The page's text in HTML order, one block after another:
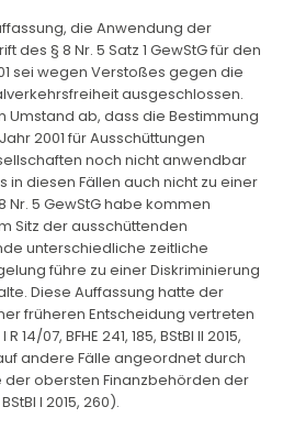
die Anwendung der
des § 8 Nr. 5 Satz 1 GewStG für den
sei wegen Verstoßes gegen die
ausgeschlossen.
Umstand ab, dass die Bestimmung
2001 für Ausschüttungen
noch nicht anwendbar
in diesen Fällen auch nicht zu einer
Nr. 5 GewStG habe kommen
Sitz der ausschüttenden
unterschiedliche zeitliche
führe zu einer Diskriminierung
Diese Auffassung hatte der
früheren Entscheidung vertreten
14/07, BFHE 241, 185, BStBl II 2015,
andere Fälle angeordnet durch
der obersten Finanzbehörden der
I 2015, 260).